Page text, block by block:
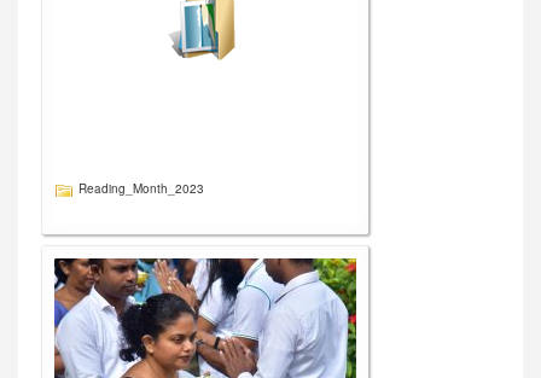
Reading_Month_2023